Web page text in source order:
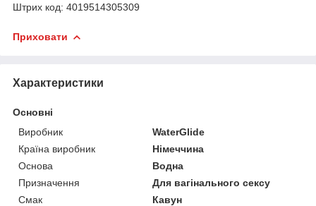
Штрих код: 4019514305309
Приховати
Характеристики
Основні
Виробник
WaterGlide
Країна виробник
Німеччина
Основа
Водна
Призначення
Для вагінального сексу
Смак
Кавун